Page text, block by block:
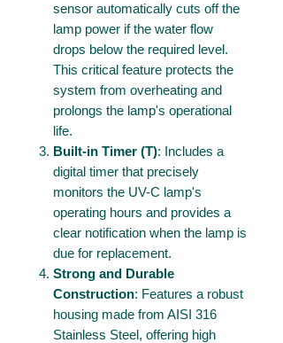
sensor automatically cuts off the
lamp power if the water flow
drops below the required level.
This critical feature protects the
system from overheating and
prolongs the lamp's operational
life.
Built-in Timer (T): Includes a
digital timer that precisely
monitors the UV-C lamp's
operating hours and provides a
clear notification when the lamp is
due for replacement.
Strong and Durable
Construction: Features a robust
housing made from AISI 316
Stainless Steel, offering high